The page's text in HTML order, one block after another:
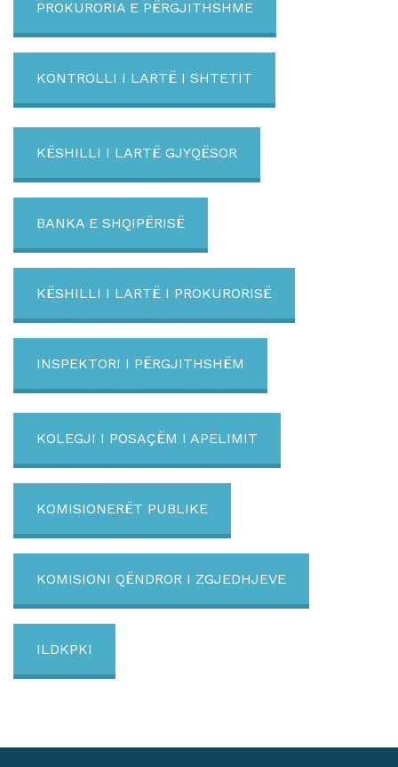
PROKURORIA E PËRGJITHSHME
KONTROLLI I LARTË I SHTETIT
KËSHILLI I LARTË GJYQËSOR
BANKA E SHQIPËRISË
KËSHILLI I LARTË I PROKURORISË
INSPEKTORI I PËRGJITHSHËM
KOLEGJI I POSAÇËM I APELIMIT
KOMISIONERËT PUBLIKE
KOMISIONI QËNDROR I ZGJEDHJEVE
ILDKPKI